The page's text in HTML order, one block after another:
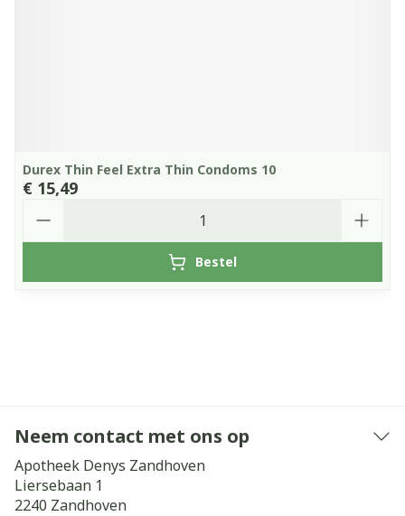
Durex Thin Feel Extra Thin Condoms 10
€ 15,49
Bestel
Neem contact met ons op
Apotheek Denys Zandhoven
Liersebaan 1
2240 Zandhoven